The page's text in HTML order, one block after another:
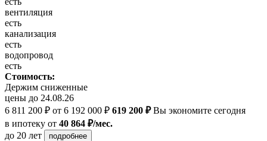
вентиляция
есть
канализация
есть
водопровод
есть
Стоимость:
Держим сниженные
цены до 24.08.26
6 811 200 ₽ от 6 192 000 ₽ 619 200 ₽Вы экономите сегодня
в ипотеку от 40 864 ₽/мес.
до 20 лет
подробнее